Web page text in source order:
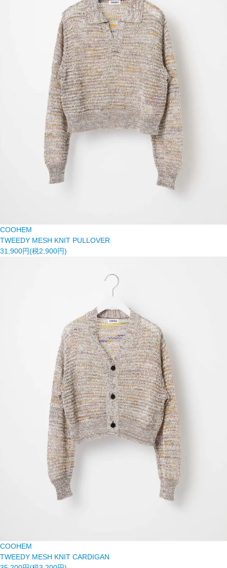
COOHEM
TWEEDY MESH KNIT PULLOVER
31,900円(税2,900円)
COOHEM
TWEEDY MESH KNIT CARDIGAN